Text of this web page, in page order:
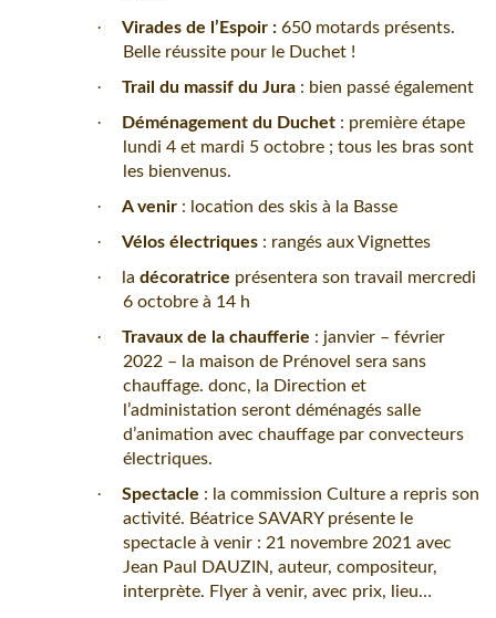
· Virades de l’Espoir : 650 motards présents.
Belle réussite pour le Duchet !
· Trail du massif du Jura : bien passé également
· Déménagement du Duchet : première étape
lundi 4 et mardi 5 octobre ; tous les bras sont
les bienvenus.
· A venir : location des skis à la Basse
· Vélos électriques : rangés aux Vignettes
· la décoratrice présentera son travail mercredi
6 octobre à 14 h
· Travaux de la chaufferie : janvier – février
2022 – la maison de Prénovel sera sans
chauffage. donc, la Direction et
l’administation seront déménagés salle
d’animation avec chauffage par convecteurs
électriques.
· Spectacle : la commission Culture a repris son
activité. Béatrice SAVARY présente le
spectacle à venir : 21 novembre 2021 avec
Jean Paul DAUZIN, auteur, compositeur,
interprète. Flyer à venir, avec prix, lieu…